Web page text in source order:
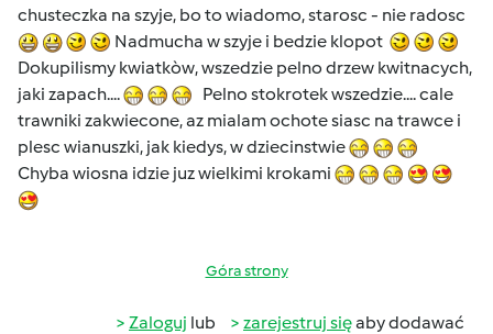
chusteczka na szyje, bo to wiadomo, starosc - nie radosc
Nadmucha w szyje i bedzie klopot
Dokupilismy kwiatkòw, wszedzie pelno drzew kwitnacych,
jaki zapach....
Pelno stokrotek wszedzie.... cale
trawniki zakwiecone, az mialam ochote siasc na trawce i
plesc wianuszki, jak kiedys, w dziecinstwie
Chyba wiosna idzie juz wielkimi krokami
Góra strony
Zaloguj lub zarejestruj sięaby dodawać